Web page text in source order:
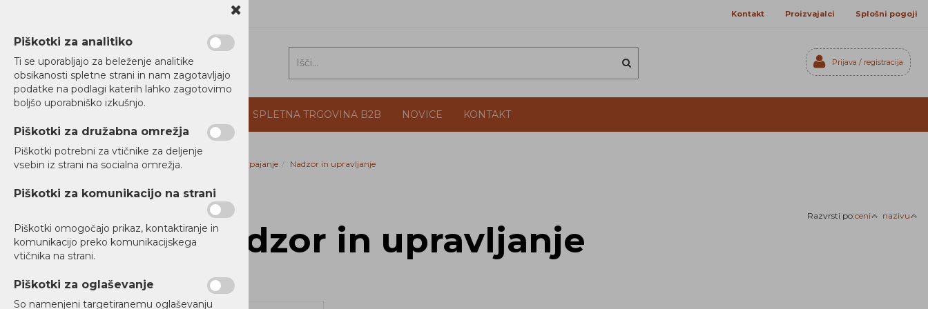
Kontakt Proizvajalci Splošni pogoji
Registriraj se
Prijava / registracija
SPLETNA TRGOVINA B2B NOVICE KONTAKT
RAČUNALNIKI
TISKALNIKI
MREŽNA OPREMA
NAPAJANJE
Brezprekinitveno napajanje
UPS
Napajanje Nadzor in upravljanje
Razvrsti po:ceni nazivu
Nadzor in upravljanje
Piškotki za analitiko
Ti se uporabljajo za beleženje analitike
obsikanosti spletne strani in nam zagotavljajo
podatke na podlagi katerih lahko zagotovimo
boljšo uporabniško izkušnjo.
Piškotki za družabna omrežja
Piškotki potrebni za vtičnike za deljenje
vsebin iz strani na socialna omrežja.
Piškotki za komunikacijo na strani
Piškotki omogočajo prikaz, kontaktiranje in
komunikacijo preko komunikacijskega
vtičnika na strani.
Piškotki za oglaševanje
So namenjeni targetiranemu oglaševanju